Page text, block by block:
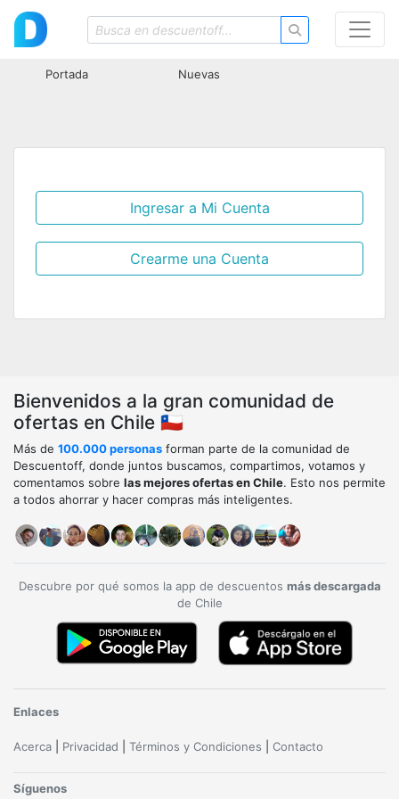
Portada Nuevas
Ingresar a Mi Cuenta
Crearme una Cuenta
Bienvenidos a la gran comunidad de
ofertas en Chile 🇨🇱
Más de 100.000 personas forman parte de la comunidad de
Descuentoff, donde juntos buscamos, compartimos, votamos y
comentamos sobre las mejores ofertas en Chile. Esto nos permite
a todos ahorrar y hacer compras más inteligentes.
Descubre por qué somos la app de descuentos más descargada
de Chile
Enlaces
Acerca Privacidad Términos y Condiciones Contacto
Síguenos